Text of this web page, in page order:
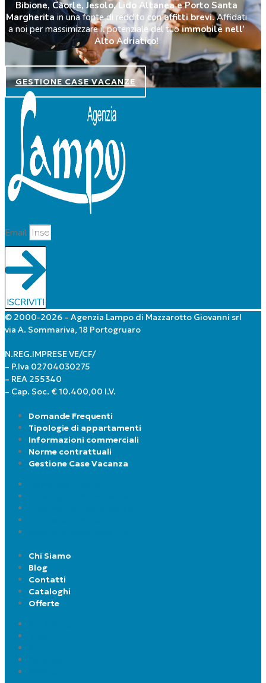
Bibione, Caorle, Jesolo, Lido Altanea e Porto Santa
Margherita in una fonte di reddito conaffitti brevi.Affidati
a noi per massimizzare il potenziale del tuoimmobile nell’
Alto Adriatico!
GESTIONE CASE VACANZE
Email
ISCRIVITI
© 2000-2026 – Agenzia Lampo di Mazzarotto Giovanni srl
via A. Sommariva, 18 Portogruaro
N.REG.IMPRESE VE/CF/
– P.Iva 02704030275
– REA 255340
– Cap. Soc. € 10.400,00 I.V.
Domande Frequenti
Tipologie di appartamenti
Informazioni commerciali
Norme contrattuali
Gestione Case Vacanza
Chi Siamo
Blog
Contatti
Cataloghi
Offerte